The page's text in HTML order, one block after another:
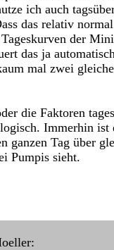
ich auch
das relativ
der
das ja
mal zwei
die Faktoren
Immerhin ist
ganzen Tag über
Pumpis sieht.